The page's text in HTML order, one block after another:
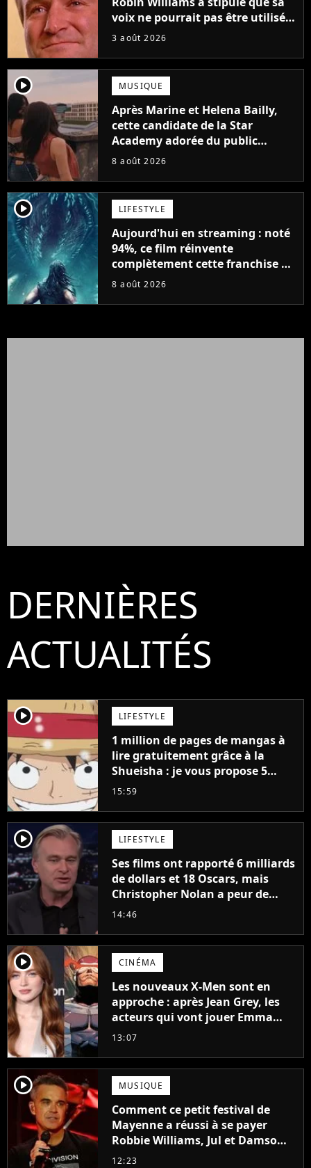
voix ne pourrait pas être utilisée
avant 2039, pourtant Disney
inédits
3 août 2026
player2 MUSIQUE
Après Marine et Helena Bailly,
cette candidate de la Star
Academy adorée du public
annonce son premier album,
8 août 2026
player2 LIFESTYLE
Aujourd'hui en streaming : noté
94%, ce film réinvente
complètement cette franchise de
science-fiction vieille de 40 ans
8 août 2026
DERNIÈRES
ACTUALITÉS
player2 LIFESTYLE
1 million de pages de mangas à
lire gratuitement grâce à la
Shueisha : je vous propose 5
mangas jamais sortis en France
15:59
player2 LIFESTYLE
Ses films ont rapporté 6 milliards
de dollars et 18 Oscars, mais
Christopher Nolan a peur de
tourner un genre de films très
14:46
player2 CINÉMA
Les nouveaux X-Men sont en
approche : après Jean Grey, les
acteurs qui vont jouer Emma
Frost et Cyclope trouvés !
13:07
player2 MUSIQUE
Comment ce petit festival de
Mayenne a réussi à se payer
Robbie Williams, Jul et Damso
cette année ?
12:23